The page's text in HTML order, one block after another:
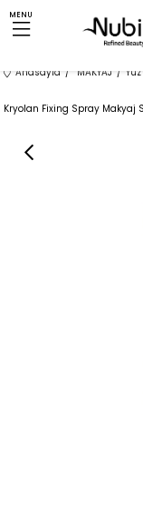
MENU
Anasayfa MAKYAJ
Kryolan Fixing Spray Makyaj